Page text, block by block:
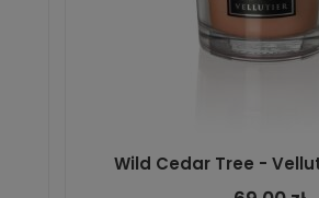
Wild Cedar Tree -